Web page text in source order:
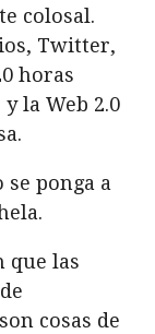
colosal.
Twitter,
horas
la Web 2.0
se ponga a
que las
cosas de